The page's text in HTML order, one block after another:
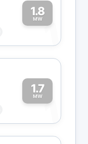
1.8
MW1
1.7
MW1